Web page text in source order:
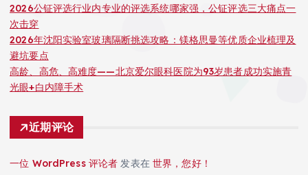
2026公钲评选行业内专业的评选系统哪家强，公钲评选三大痛点一
次击穿
2026年沈阳实验室玻璃隔断挑选攻略：镁格思曼等优质企业梳理及
避坑要点
高龄、高危、高难度——北京爱尔眼科医院为93岁患者成功实施青
光眼+白内障手术
近期评论
一位 WordPress 评论者 发表在世界，您好！